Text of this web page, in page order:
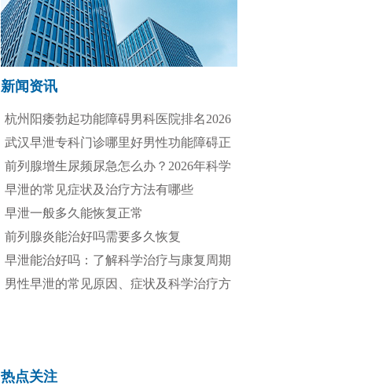
新闻资讯
杭州阳痿勃起功能障碍男科医院排名2026
专业靠谱
武汉早泄专科门诊哪里好男性功能障碍正
规诊疗
前列腺增生尿频尿急怎么办？2026年科学
治疗方法全解析
早泄的常见症状及治疗方法有哪些
早泄一般多久能恢复正常
前列腺炎能治好吗需要多久恢复
早泄能治好吗：了解科学治疗与康复周期
男性早泄的常见原因、症状及科学治疗方
热点关注